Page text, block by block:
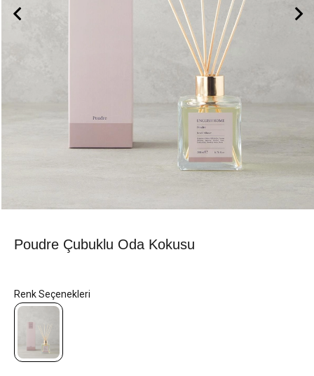
Poudre Çubuklu Oda Kokusu